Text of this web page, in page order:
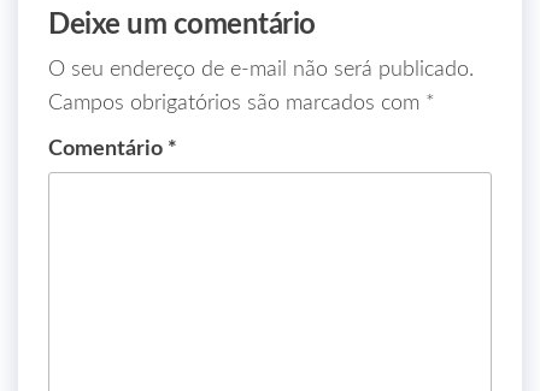
Deixe um comentário
O seu endereço de e-mail não será publicado.
Campos obrigatórios são marcados com *
Comentário *